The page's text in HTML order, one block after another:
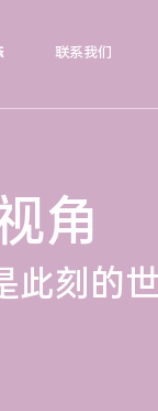
联系我们
角
刻的世